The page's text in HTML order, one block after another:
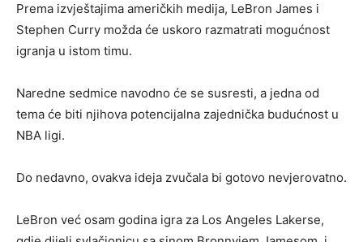
Prema izvještajima američkih medija, LeBron James i
Stephen Curry možda će uskoro razmatrati mogućnost
igranja u istom timu.
Naredne sedmice navodno će se susresti, a jedna od
tema će biti njihova potencijalna zajednička budućnost u
NBA ligi.
Do nedavno, ovakva ideja zvučala bi gotovo nevjerovatno.
LeBron već osam godina igra za Los Angeles Lakerse,